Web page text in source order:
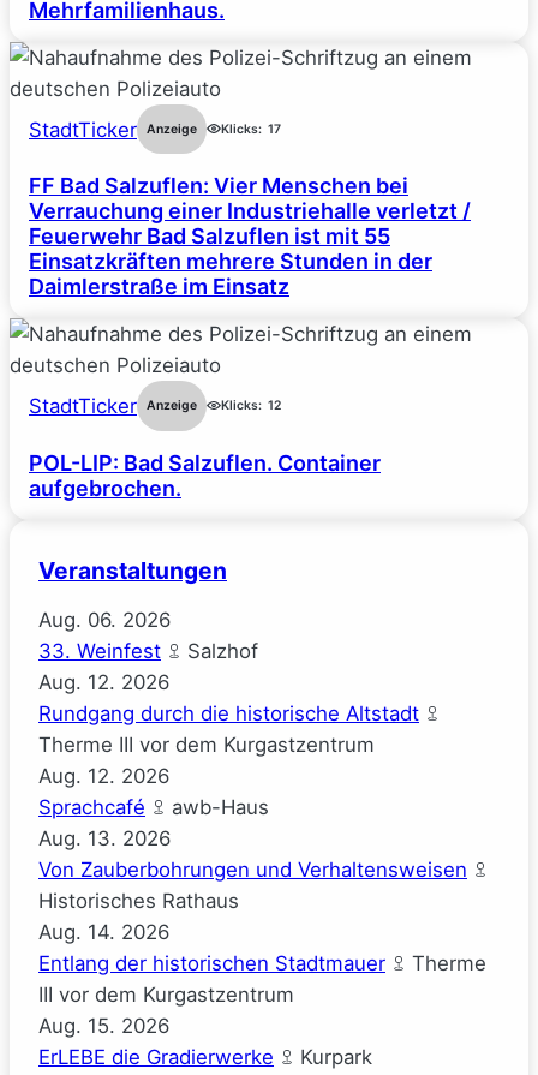
Mehrfamilienhaus.
StadtTicker Anzeige Klicks: 17
FF Bad Salzuflen: Vier Menschen bei
Verrauchung einer Industriehalle verletzt /
Feuerwehr Bad Salzuflen ist mit 55
Einsatzkräften mehrere Stunden in der
Daimlerstraße im Einsatz
StadtTicker Anzeige Klicks: 12
POL-LIP: Bad Salzuflen. Container
aufgebrochen.
Veranstaltungen
Aug. 06. 2026
33. Weinfest
Salzhof
Aug. 12. 2026
Rundgang durch die historische Altstadt
Therme III vor dem Kurgastzentrum
Aug. 12. 2026
Sprachcafé
awb-Haus
Aug. 13. 2026
Von Zauberbohrungen und Verhaltensweisen
Historisches Rathaus
Aug. 14. 2026
Entlang der historischen Stadtmauer
Therme
III vor dem Kurgastzentrum
Aug. 15. 2026
ErLEBE die Gradierwerke
Kurpark